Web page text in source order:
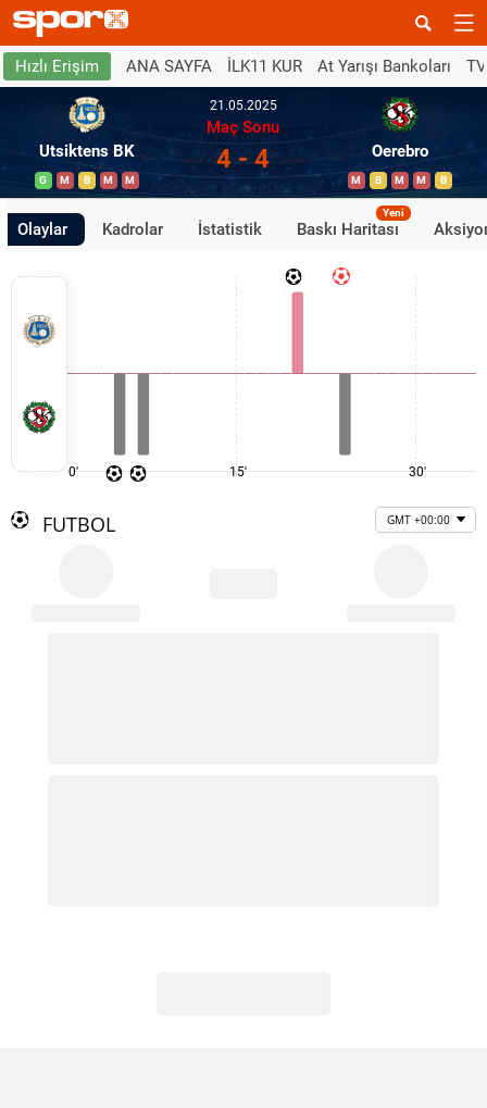
Hızlı Erişim ANA SAYFA İLK11 KUR At Yarışı Bankoları
Utsiktens BK
G M B M M
21.05.2025
Maç Sonu
4 - 4 Oerebro
M B M M B
Olaylar Kadrolar İstatistik Baskı Haritası
Yeni
0' 15' 30'
FUTBOL GMT +00:00